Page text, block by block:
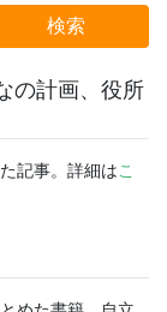
の計画、役所
記事。詳細はこ